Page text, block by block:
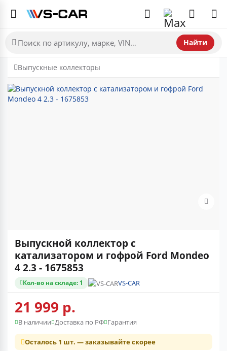
Найти
Выпускные коллекторы
Выпускной коллектор с
катализатором и гофрой Ford Mondeo
4 2.3 - 1675853
Кол-во на складе: 1 VS-CAR
21 999 р.
В наличии Доставка по РФ Гарантия
Осталось 1 шт. — заказывайте скорее